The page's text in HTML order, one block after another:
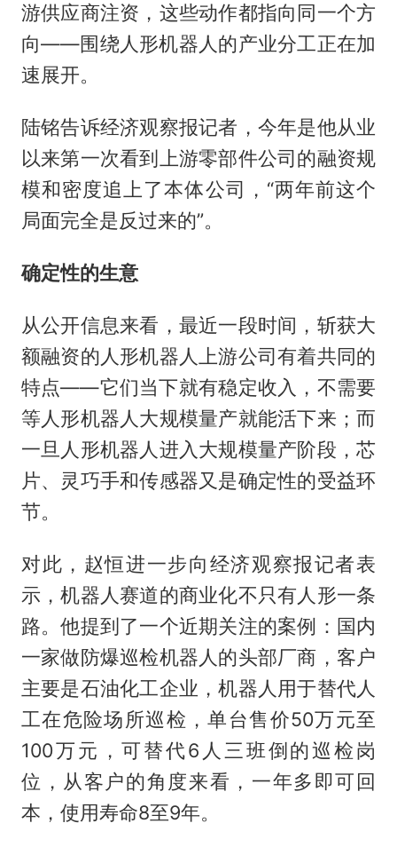
游供应商注资，这些动作都指向同一个方
向——围绕人形机器人的产业分工正在加
速展开。
陆铭告诉经济观察报记者，今年是他从业
以来第一次看到上游零部件公司的融资规
模和密度追上了本体公司，“两年前这个
局面完全是反过来的”。
确定性的生意
从公开信息来看，最近一段时间，斩获大
额融资的人形机器人上游公司有着共同的
特点——它们当下就有稳定收入，不需要
等人形机器人大规模量产就能活下来；而
一旦人形机器人进入大规模量产阶段，芯
片、灵巧手和传感器又是确定性的受益环
节。
对此，赵恒进一步向经济观察报记者表
示，机器人赛道的商业化不只有人形一条
路。他提到了一个近期关注的案例：国内
一家做防爆巡检机器人的头部厂商，客户
主要是石油化工企业，机器人用于替代人
工在危险场所巡检，单台售价50万元至
100万元，可替代6人三班倒的巡检岗
位，从客户的角度来看，一年多即可回
本，使用寿命8至9年。